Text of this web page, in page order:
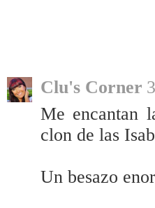
Clu's Corner
Me encantan
clon de las
Un besazo